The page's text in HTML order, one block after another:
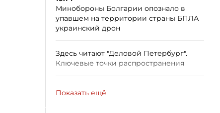
Минобороны Болгарии опознало в
упавшем на территории страны БПЛА
украинский дрон
Здесь читают "Деловой Петербург".
Ключевые точки распространения
Показать ещё